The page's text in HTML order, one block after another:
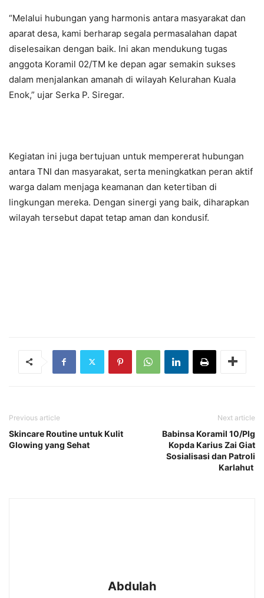
“Melalui hubungan yang harmonis antara masyarakat dan
aparat desa, kami berharap segala permasalahan dapat
diselesaikan dengan baik. Ini akan mendukung tugas
anggota Koramil 02/TM ke depan agar semakin sukses
dalam menjalankan amanah di wilayah Kelurahan Kuala
Enok,” ujar Serka P. Siregar.
Kegiatan ini juga bertujuan untuk mempererat hubungan
antara TNI dan masyarakat, serta meningkatkan peran aktif
warga dalam menjaga keamanan dan ketertiban di
lingkungan mereka. Dengan sinergi yang baik, diharapkan
wilayah tersebut dapat tetap aman dan kondusif.
Previous article
Skincare Routine untuk Kulit
Glowing yang Sehat
Next article
Babinsa Koramil 10/Plg
Kopda Karius Zai Giat
Sosialisasi dan Patroli
Karlahut
Abdulah